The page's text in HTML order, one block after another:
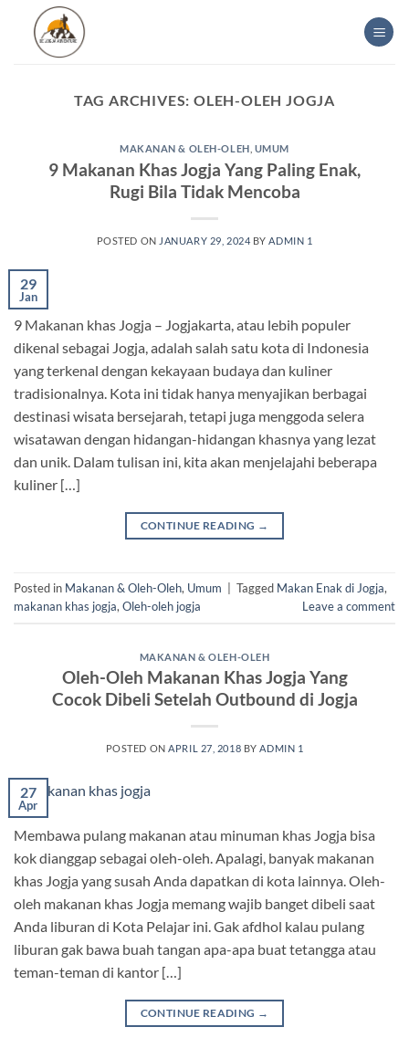
content
TAG ARCHIVES:OLEH-OLEH JOGJA
MAKANAN & OLEH-OLEH UMUM
9 Makanan Khas Jogja Yang Paling Enak,
Rugi Bila Tidak Mencoba
POSTED ON JANUARY 29, 2024 BY ADMIN 1
29
Jan
9 Makanan khas Jogja – Jogjakarta, atau lebih populer
dikenal sebagai Jogja, adalah salah satu kota di Indonesia
yang terkenal dengan kekayaan budaya dan kuliner
tradisionalnya. Kota ini tidak hanya menyajikan berbagai
destinasi wisata bersejarah, tetapi juga menggoda selera
wisatawan dengan hidangan-hidangan khasnya yang lezat
dan unik. Dalam tulisan ini, kita akan menjelajahi beberapa
kuliner […]
CONTINUE READING →
Posted in Makanan & Oleh-Oleh, Umum Tagged Makan Enak di Jogja,
makanan khas jogja, Oleh-oleh jogja Leave a comment
MAKANAN & OLEH-OLEH
Oleh-Oleh Makanan Khas Jogja Yang
Cocok Dibeli Setelah Outbound di Jogja
POSTED ONAPRIL 27, 2018 BYADMIN 1
27
Apr
Membawa pulang makanan atau minuman khas Jogja bisa
kok dianggap sebagai oleh-oleh. Apalagi, banyak makanan
khas Jogja yang susah Anda dapatkan di kota lainnya. Oleh-
oleh makanan khas Jogja memang wajib banget dibeli saat
Anda liburan di Kota Pelajar ini. Gak afdhol kalau pulang
liburan gak bawa buah tangan apa-apa buat tetangga atau
teman-teman di kantor […]
CONTINUE READING →